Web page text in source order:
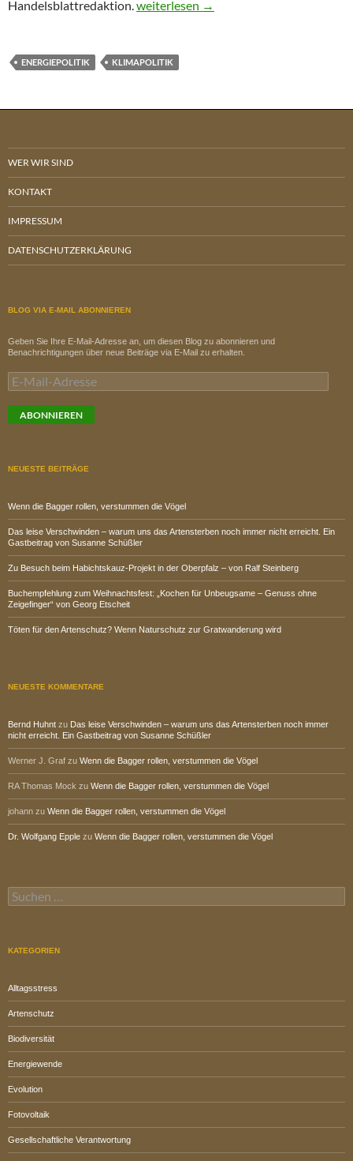
Handelsblattredaktion.Die „Quadratur des energiepolitischen
weiterlesen →
ENERGIEPOLITIK KLIMAPOLITIK
WER WIR SIND
KONTAKT
IMPRESSUM
DATENSCHUTZERKLÄRUNG
BLOG VIA E-MAIL ABONNIEREN
Geben Sie Ihre E-Mail-Adresse an, um diesen Blog zu abonnieren und
Benachrichtigungen über neue Beiträge via E-Mail zu erhalten.
E-
Mail-
ABONNIEREN
NEUESTE BEITRÄGE
Wenn die Bagger rollen, verstummen die Vögel
Das leise Verschwinden – warum uns das Artensterben noch immer nicht erreicht. Ein
Gastbeitrag von Susanne Schüßler
Zu Besuch beim Habichtskauz-Projekt in der Oberpfalz – von Ralf Steinberg
Buchempfehlung zum Weihnachtsfest: „Kochen für Unbeugsame – Genuss ohne
Zeigefinger“ von Georg Etscheit
Töten für den Artenschutz? Wenn Naturschutz zur Gratwanderung wird
NEUESTE KOMMENTARE
Bernd Huhnt zu Das leise Verschwinden – warum uns das Artensterben noch immer
nicht erreicht. Ein Gastbeitrag von Susanne Schüßler
Werner J. Graf zu Wenn die Bagger rollen, verstummen die Vögel
RA Thomas Mock zu Wenn die Bagger rollen, verstummen die Vögel
johann zu Wenn die Bagger rollen, verstummen die Vögel
Dr. Wolfgang Epple zu Wenn die Bagger rollen, verstummen die Vögel
Suchen
nach:
KATEGORIEN
Alltagsstress
Artenschutz
Biodiversität
Energiewende
Evolution
Fotovoltaik
Gesellschaftliche Verantwortung